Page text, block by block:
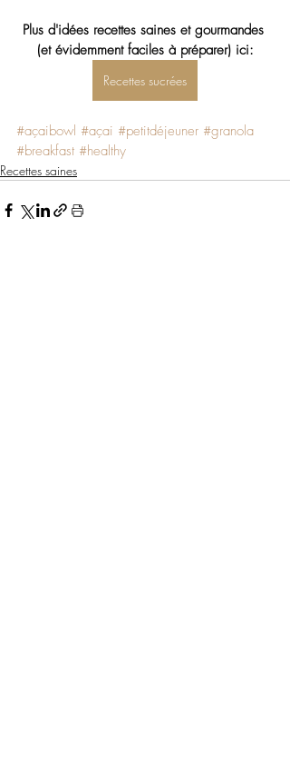
Plus d'idées recettes saines et gourmandes
(et évidemment faciles à préparer) ici:
Recettes sucrées
#açaibowl #açai #petitdéjeuner #granola
#breakfast #healthy
Recettes saines